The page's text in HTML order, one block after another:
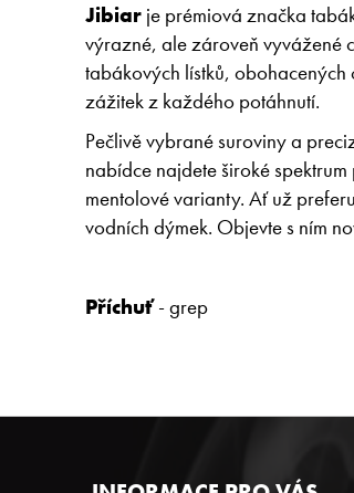
Jibiar je prémiová značka
výrazné, ale zároveň vyvážené
tabákových lístků,
zážitek z každého potáhnutí.
Pečlivě vybrané suroviny a
nabídce najdete široké
mentolové varianty. Ať už
vodních dýmek. Objevte s ním
Příchuť- grep